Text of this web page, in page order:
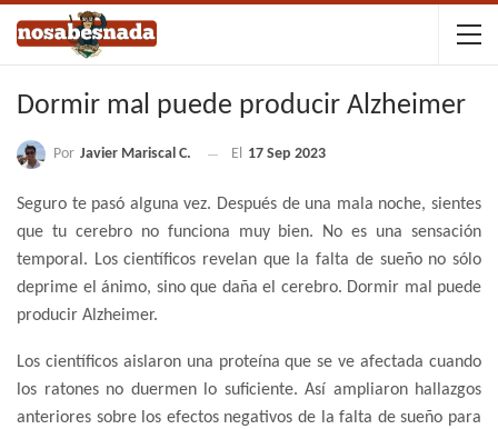
Dormir mal puede producir Alzheimer
Por Javier Mariscal C. El 17 Sep 2023
Seguro te pasó alguna vez. Después de una mala noche, sientes
que tu cerebro no funciona muy bien. No es una sensación
temporal. Los científicos revelan que la falta de sueño no sólo
deprime el ánimo, sino que daña el cerebro. Dormir mal puede
producir Alzheimer.
Los científicos aislaron una proteína que se ve afectada cuando
los ratones no duermen lo suficiente. Así ampliaron hallazgos
anteriores sobre los efectos negativos de la falta de sueño para